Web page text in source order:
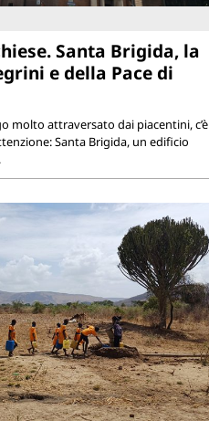
Santa Brigida, la
e della Pace di
molto attraversato dai piacentini, c’è
Santa Brigida, un edificio